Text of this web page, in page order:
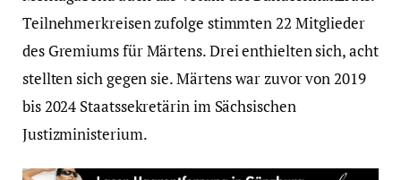
Teilnehmerkreisen zufolge stimmten 22 Mitglieder
des Gremiums für Märtens. Drei enthielten sich, acht
stellten sich gegen sie. Märtens war zuvor von 2019
bis 2024 Staatssekretärin im Sächsischen
Justizministerium.